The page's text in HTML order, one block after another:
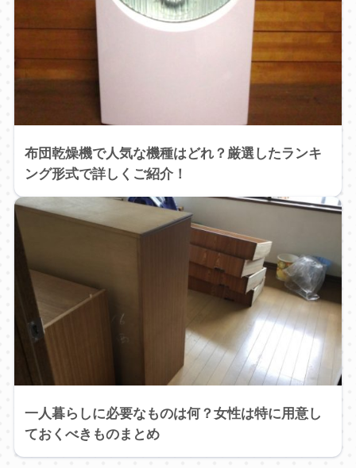
布団乾燥機で人気な機種はどれ？厳選したランキ
ング形式で詳しくご紹介！
一人暮らしに必要なものは何？女性は特に用意し
ておくべきものまとめ